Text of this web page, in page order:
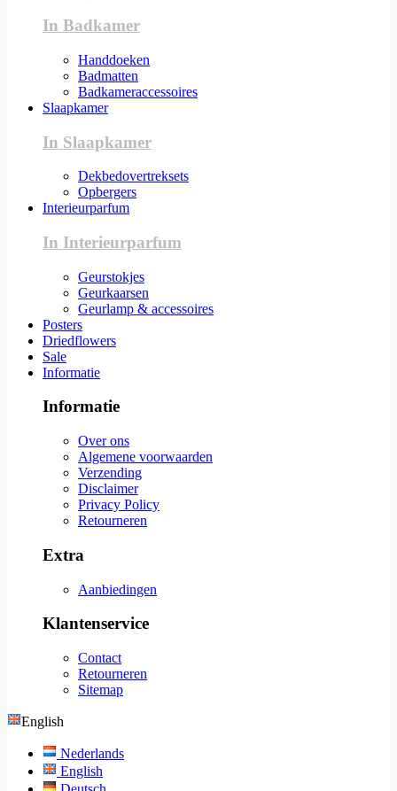
In Badkamer
Handdoeken
Badmatten
Badkameraccessoires
Slaapkamer
In Slaapkamer
Dekbedovertreksets
Opbergers
Interieurparfum
In Interieurparfum
Geurstokjes
Geurkaarsen
Geurlamp & accessoires
Posters
Driedflowers
Sale
Informatie
Informatie
Over ons
Algemene voorwaarden
Verzending
Disclaimer
Privacy Policy
Retourneren
Extra
Aanbiedingen
Klantenservice
Contact
Retourneren
Sitemap
English
Nederlands
English